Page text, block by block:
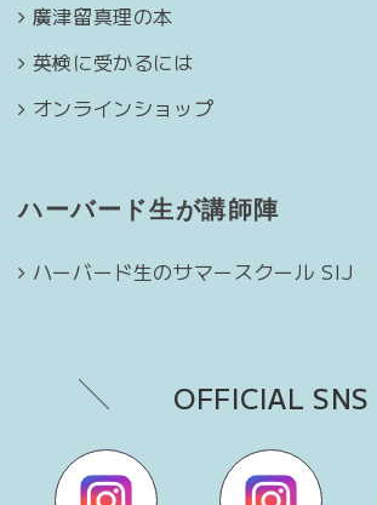
廣津留真理の本
英検に受かるには
オンラインショップ
ハーバード生が講師陣
ハーバード生のサマースクール SIJ
OFFICIAL SNS